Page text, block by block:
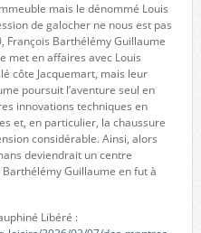
mais le dénommé Louis
de galocher ne nous est pas
François Barthélémy Guillaume
met en affaires avec Louis
côte Jacquemart, mais leur
poursuit l’aventure seul en
innovations techniques en
et, en particulier, la chaussure
considérable. Ainsi, alors
deviendrait un centre
Guillaume en fut à
Libéré :